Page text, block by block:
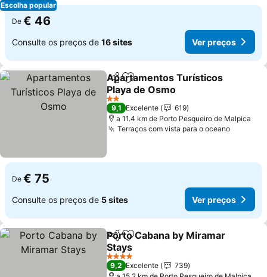
Escolha popular
De € 46
Consulte os preços de 16 sites Ver preços
PartilharAdicionar aos favoritos
Apartamentos Turísticos
Playa de Osmo
Ver preços
2 Estrelas
9,1 Excelente
619
a 11.4 km de Porto Pesqueiro de Malpica
Terraços com vista para o oceanoVer
De € 75
Consulte os preços de 5 sites Ver preços
PartilharAdicionar aos favoritos
Porto Cabana by Miramar
Stays
Ver preços
4 Estrelas
9,2 Excelente
739